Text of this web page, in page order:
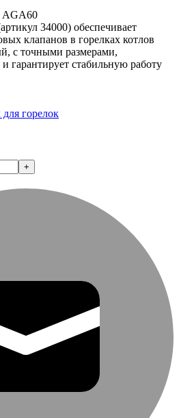
AGA60
34000) обеспечивает
клапанов в горелках котлов
с точными размерами,
гарантирует стабильную работу
горелок
+